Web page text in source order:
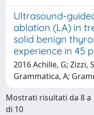
Ultrasound-
ablation (LA) in
solid benign
experience in 45
2016 Achille, G; Zizzi,
Grammatica, A;
Mostrati risultati da 8 a
di 10